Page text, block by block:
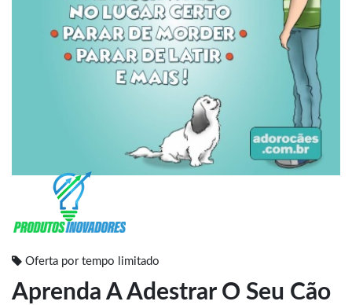
Oferta por tempo limitado
Aprenda A Adestrar O Seu Cão